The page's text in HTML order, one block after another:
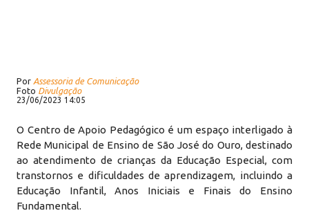
Por Assessoria de Comunicação
Foto Divulgação
23/06/2023 14:05
O Centro de Apoio Pedagógico é um espaço interligado à
Rede Municipal de Ensino de São José do Ouro, destinado
ao atendimento de crianças da Educação Especial, com
transtornos e dificuldades de aprendizagem, incluindo a
Educação Infantil, Anos Iniciais e Finais do Ensino
Fundamental.